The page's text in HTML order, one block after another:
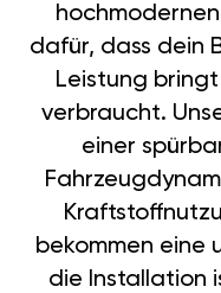
dafür, dass dein
Leistung
verbraucht.
einer
bekommen eine
die Installation